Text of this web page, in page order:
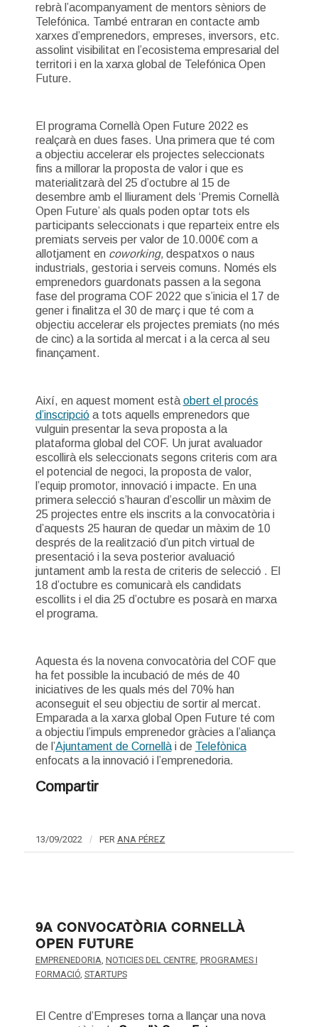
rebrà l’acompanyament de mentors sèniors de
Telefónica. També entraran en contacte amb
xarxes d’emprenedors, empreses, inversors, etc.
assolint visibilitat en l’ecosistema empresarial del
territori i en la xarxa global de Telefónica Open
Future.
El programa Cornellà Open Future 2022 es
realçarà en dues fases. Una primera que té com
a objectiu accelerar els projectes seleccionats
fins a millorar la proposta de valor i que es
materialitzarà del 25 d’octubre al 15 de
desembre amb el lliurament dels ‘Premis Cornellà
Open Future’ als quals poden optar tots els
participants seleccionats i que reparteix entre els
premiats serveis per valor de 10.000€ com a
allotjament en coworking,despatxos o naus
industrials, gestoria i serveis comuns. Només els
emprenedors guardonats passen a la segona
fase del programa COF 2022 que s’inicia el 17 de
gener i finalitza el 30 de març i que té com a
objectiu accelerar els projectes premiats (no més
de cinc) a la sortida al mercat i a la cerca al seu
finançament.
Així, en aquest moment està obert el procés
d’inscripcióa tots aquells emprenedors que
vulguin presentar la seva proposta a la
plataforma global del COF. Un jurat avaluador
escollirà els seleccionats segons criteris com ara
el potencial de negoci, la proposta de valor,
l’equip promotor, innovació i impacte. En una
primera selecció s’hauran d’escollir un màxim de
25 projectes entre els inscrits a la convocatòria i
d’aquests 25 hauran de quedar un màxim de 10
després de la realització d’un pitch virtual de
presentació i la seva posterior avaluació
juntament amb la resta de criteris de selecció . El
18 d’octubre es comunicarà els candidats
escollits i el dia 25 d’octubre es posarà en marxa
el programa.
Aquesta és la novena convocatòria del COF que
ha fet possible la incubació de més de 40
iniciatives de les quals més del 70% han
aconseguit el seu objectiu de sortir al mercat.
Emparada a la xarxa global Open Future té com
a objectiu l’impuls emprenedor gràcies a l’aliança
de l’Ajuntament de Cornellài de Telefònica
enfocats a la innovació i l’emprenedoria.
Compartir
13/09/2022 / PER ANA PÉREZ
9A CONVOCATÒRIA CORNELLÀ
OPEN FUTURE
EMPRENEDORIA, NOTICIES DEL CENTRE, PROGRAMES I
FORMACIÓ, STARTUPS
El Centre d’Empreses torna a llançar una nova